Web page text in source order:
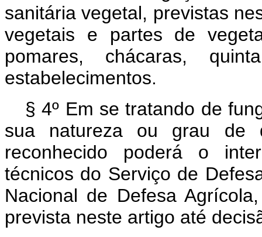
sanitária vegetal, previstas
vegetais e partes de
pomares, chácaras,
estabelecimentos.
§ 4º Em se tratando de
sua natureza ou grau de
reconhecido poderá o
técnicos do Serviço de
Nacional de Defesa
prevista neste artigo até